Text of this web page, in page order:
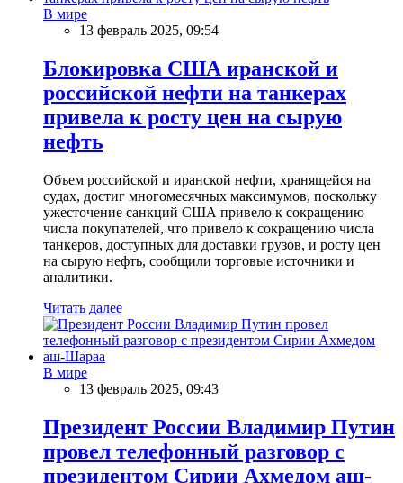
В мире
13 февраль 2025, 09:54
Блокировка США иранской и
российской нефти на танкерах
привела к росту цен на сырую
нефть
Объем российской и иранской нефти, хранящейся на
судах, достиг многомесячных максимумов, поскольку
ужесточение санкций США привело к сокращению
числа покупателей, что привело к сокращению числа
танкеров, доступных для доставки грузов, и росту цен
на сырую нефть, сообщили торговые источники и
аналитики.
Читать далее
В мире
13 февраль 2025, 09:43
Президент России Владимир Путин
провел телефонный разговор с
президентом Сирии Ахмедом аш-